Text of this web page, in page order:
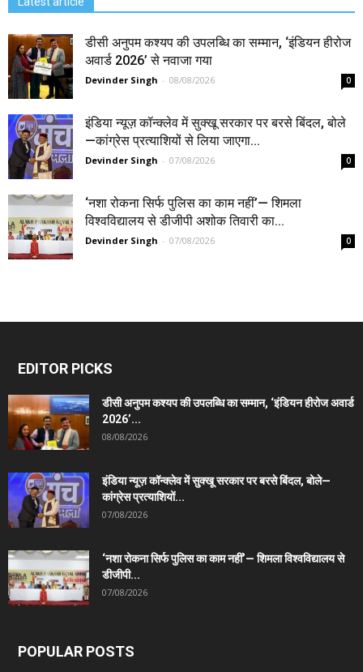
डीसी अनुपम कश्यप की उपलब्धि का सम्मान, ‘इंडियन हीरोज
अवार्ड 2026’ से नवाजा गया
Devinder Singh - 08/08/2026 0
इंडिया न्यूज़ कॉन्क्लेव में सुक्खू सरकार पर बरसे बिंदल, बोले
—कांग्रेस प्रत्याशियों से लिया जाएगा...
Devinder Singh - 07/08/2026 0
‘नशा रोकना सिर्फ पुलिस का काम नहीं’— शिमला
विश्वविद्यालय से डीजीपी अशोक तिवारी का...
Devinder Singh - 07/08/2026 0
EDITOR PICKS
डीसी अनुपम कश्यप की उपलब्धि का सम्मान, ‘इंडियन हीरोज अवार्ड
2026’...
08/08/2026
इंडिया न्यूज़ कॉन्क्लेव में सुक्खू सरकार पर बरसे बिंदल, बोले—
कांग्रेस प्रत्याशियों...
07/08/2026
‘नशा रोकना सिर्फ पुलिस का काम नहीं’— शिमला विश्वविद्यालय से
डीजीपी...
07/08/2026
POPULAR POSTS